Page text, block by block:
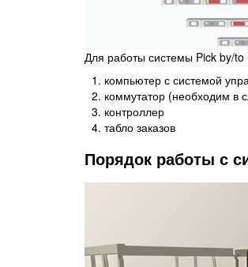
Для работы системы Pick by/
компьютер с системой
коммутатор (необходим в
контроллер
табло заказов
Порядок работы с